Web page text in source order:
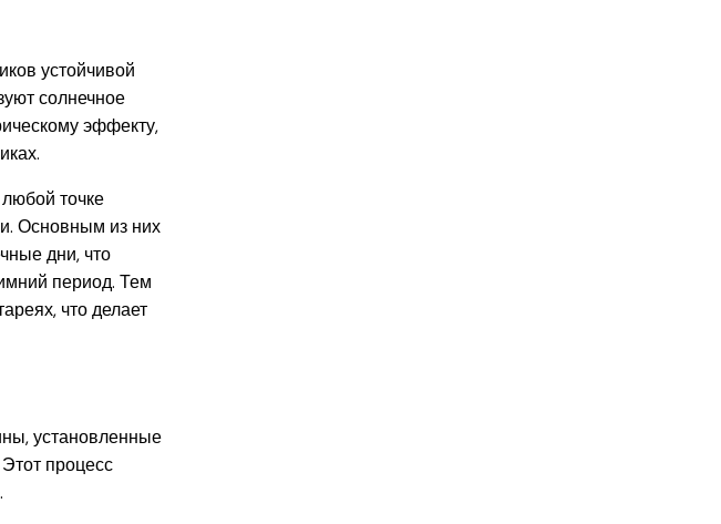
устойчивой
солнечное
эффекту,
точке
Основным из них
дни, что
период. Тем
что делает
установленные
процесс